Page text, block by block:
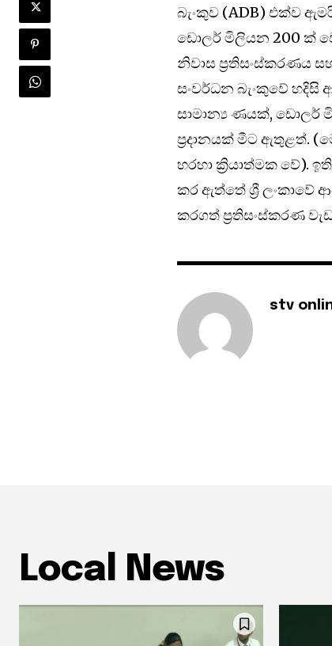
බැංකුව (ADB) එක්ව
ඩොලර් මිලියන 200 ක්
නිවාස ප්‍රතිසංස්කරණය
සංවර්ධන බැංකුවේ
සාමාන්‍ය ණයක්, ඩොලර්
ප්‍රදානයක් මීට ඇතුළත්.
හරහා ක්‍රියාත්මක වේ).
කර ඇත්තේ ශ්‍රී ලංකාවේ
කරගත් ප්‍රතිසංස්කරණ
stv
Local News